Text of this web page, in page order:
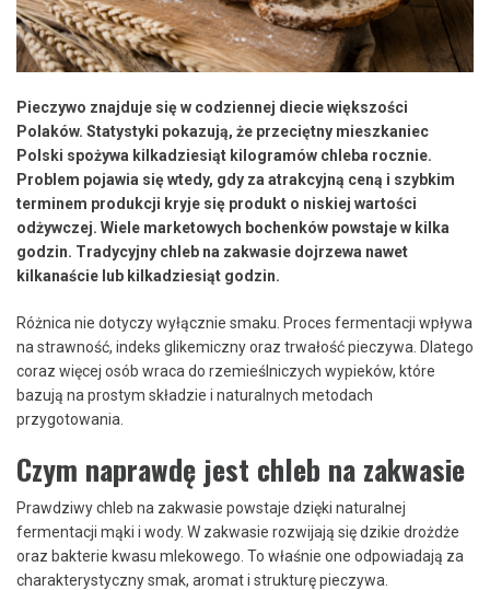
Pieczywo znajduje się w codziennej diecie większości
Polaków. Statystyki pokazują, że przeciętny mieszkaniec
Polski spożywa kilkadziesiąt kilogramów chleba rocznie.
Problem pojawia się wtedy, gdy za atrakcyjną ceną i szybkim
terminem produkcji kryje się produkt o niskiej wartości
odżywczej. Wiele marketowych bochenków powstaje w kilka
godzin. Tradycyjny chleb na zakwasie dojrzewa nawet
kilkanaście lub kilkadziesiąt godzin.
Różnica nie dotyczy wyłącznie smaku. Proces fermentacji wpływa
na strawność, indeks glikemiczny oraz trwałość pieczywa. Dlatego
coraz więcej osób wraca do rzemieślniczych wypieków, które
bazują na prostym składzie i naturalnych metodach
przygotowania.
Czym naprawdę jest chleb na zakwasie
Prawdziwy chleb na zakwasie powstaje dzięki naturalnej
fermentacji mąki i wody. W zakwasie rozwijają się dzikie drożdże
oraz bakterie kwasu mlekowego. To właśnie one odpowiadają za
charakterystyczny smak, aromat i strukturę pieczywa.